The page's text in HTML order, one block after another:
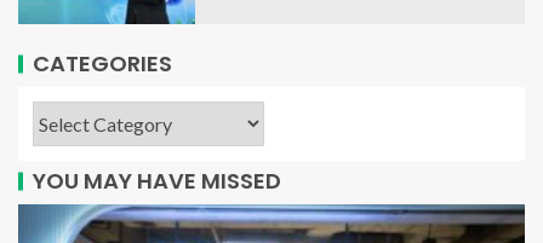
CATEGORIES
YOU MAY HAVE MISSED